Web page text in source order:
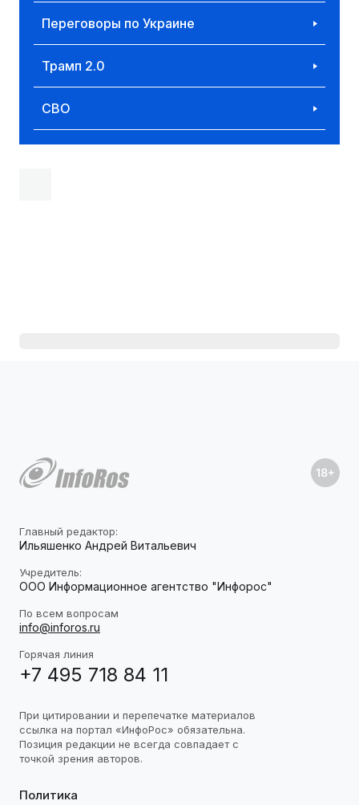
Переговоры по Украине
Трамп 2.0
СВО
Главный редактор:
Ильяшенко Андрей Витальевич
Учредитель:
ООО Информационное агентство "Инфорос"
По всем вопросам
info@inforos.ru
Горячая линия
+7 495 718 84 11
При цитировании и перепечатке материалов
ссылка на портал «ИнфоРос» обязательна.
Позиция редакции не всегда совпадает с
точкой зрения авторов.
Политика